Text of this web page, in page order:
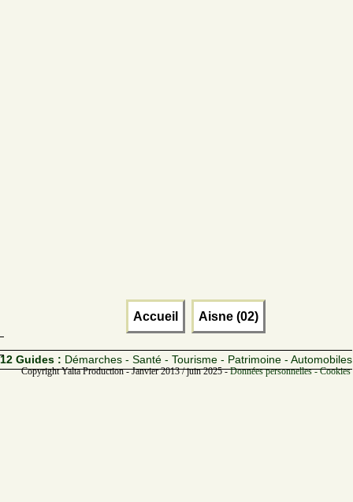
Accueil Aisne (02)
12 Guides : Démarches - Santé - Tourisme - Patrimoine - Automobiles
Copyright Yalta Production - Janvier 2013 / juin 2025 -Données personnelles -